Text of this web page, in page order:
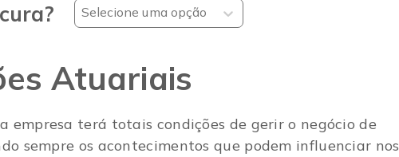
Selecione uma opção
Atuariais
empresa terá totais condições de gerir o negócio de
sempre os acontecimentos que podem influenciar nos